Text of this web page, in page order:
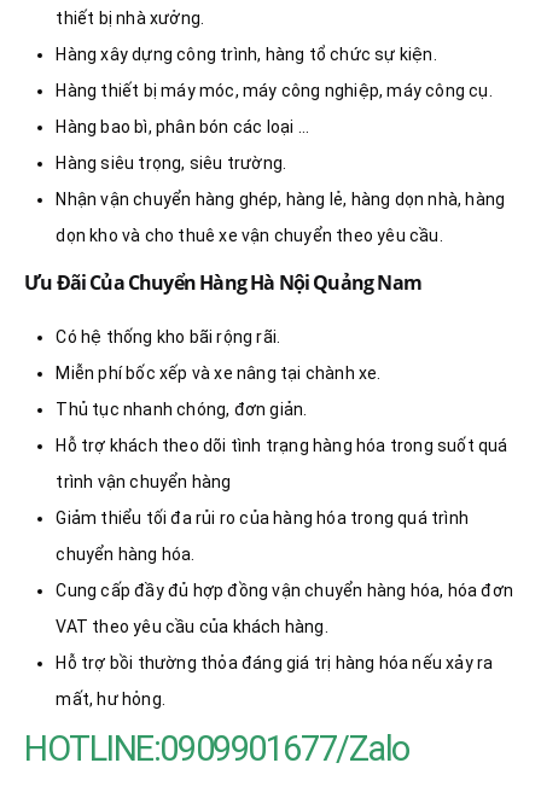
thiết bị nhà xưởng.
Hàng xây dựng công trình, hàng tổ chức sự kiện.
Hàng thiết bị máy móc, máy công nghiệp, máy công cụ.
Hàng bao bì, phân bón các loại …
Hàng siêu trọng, siêu trường.
Nhận vận chuyển hàng ghép, hàng lẻ, hàng dọn nhà, hàng
dọn kho và cho thuê xe vận chuyển theo yêu cầu.
Ưu Đãi Của Chuyển Hàng Hà Nội Quảng Nam
Có hệ thống kho bãi rộng rãi.
Miễn phí bốc xếp và xe nâng tại chành xe.
Thủ tục nhanh chóng, đơn giản.
Hỗ trợ khách theo dõi tình trạng hàng hóa trong suốt quá
trình vận chuyển hàng
Giảm thiểu tối đa rủi ro của hàng hóa trong quá trình
chuyển hàng hóa.
Cung cấp đầy đủ hợp đồng vận chuyển hàng hóa, hóa đơn
VAT theo yêu cầu của khách hàng.
Hỗ trợ bồi thường thỏa đáng giá trị hàng hóa nếu xảy ra
mất, hư hỏng.
HOTLINE:0909901677/Zalo